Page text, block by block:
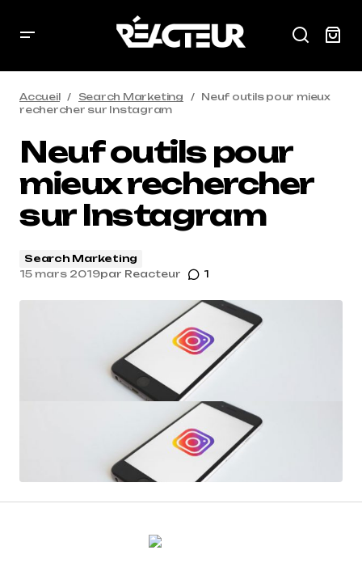
Accueil Search Marketing
Neuf outils pour mieux
rechercher sur Instagram
Neuf outils pour
mieux rechercher
sur Instagram
Search Marketing
15 mars 2019par Reacteur 1